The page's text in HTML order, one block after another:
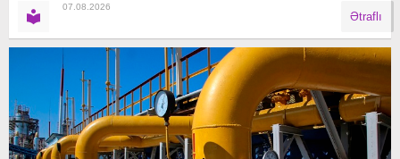
07.08.2026
Ətraflı